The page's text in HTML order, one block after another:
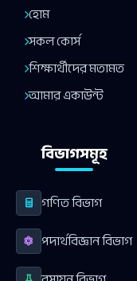
হোম
সকল কোর্স
শিক্ষার্থীদের মতামত
আমার একাউন্ট
বিভাগসমূহ
গণিত বিভাগ
পদার্থবিজ্ঞান বিভাগ